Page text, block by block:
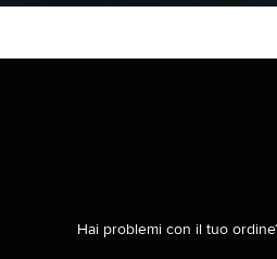
Hai problemi con il tuo